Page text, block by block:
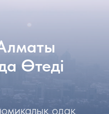
Өтеді
одақ